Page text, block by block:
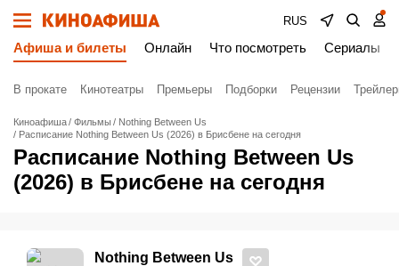
RUS
Афиша и билеты Онлайн Что посмотреть Сериалы
В прокате Кинотеатры Премьеры Подборки Рецензии
Киноафиша Фильмы
Nothing Between Us
Расписание Nothing Between Us (2026) в Брисбене на сегодня
Расписание Nothing Between Us
(2026) в Брисбене на сегодня
Nothing Between Us